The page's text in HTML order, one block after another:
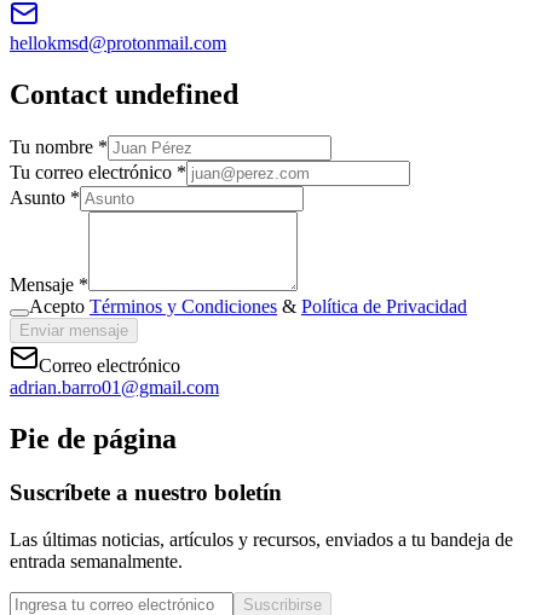
hellokmsd@protonmail.com
Contact undefined
Tu nombre *
Tu correo electrónico *
Asunto *
Mensaje *
Acepto Términos y Condiciones & Política de Privacidad
Enviar mensaje
Correo electrónico
adrian.barro01@gmail.com
Pie de página
Suscríbete a nuestro boletín
Las últimas noticias, artículos y recursos, enviados a tu bandeja de
entrada semanalmente.
Suscribirse